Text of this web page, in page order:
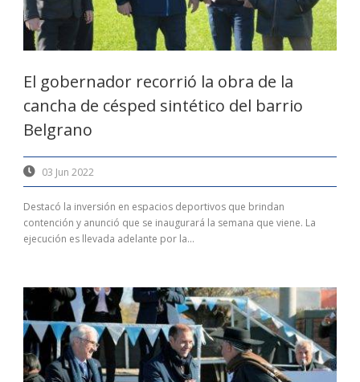
El gobernador recorrió la obra de la
cancha de césped sintético del barrio
Belgrano
03 Jun 2022
Destacó la inversión en espacios deportivos que brindan
contención y anunció que se inaugurará la semana que viene. La
ejecución es llevada adelante por la...